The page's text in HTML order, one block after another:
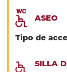
ASEO
Tipo de
SILLA